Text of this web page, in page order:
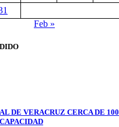
Feb »
DE VERACRUZ CERCA DE 100